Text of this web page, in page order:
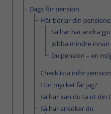
Dags för pension
Här börjar din
Så här har andra
Jobba mindre
Delpension – en
Checklista inför
Hur mycket får jag?
Så här kan du ta ut din
Så här ansöker du